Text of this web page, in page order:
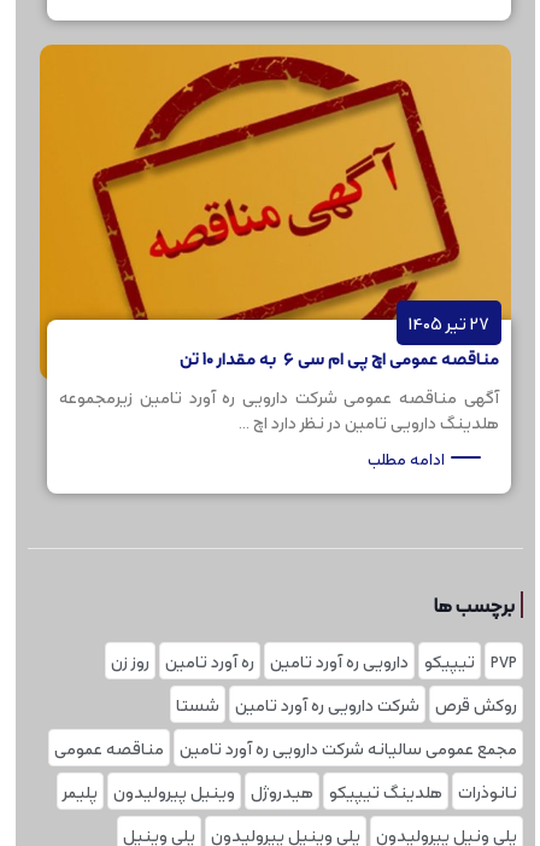
27 تیر 1405
مناقصه عمومی اچ پی ام سی 6 به مقدار 10 تن
آگهی مناقصه عمومی شرکت دارویی ره آورد تامین زیرمجموعه
هلدینگ دارویی تامین در نظر دارد اچ ...
ادامه مطلب
برچسب ها
PVP تیپیکو دارویی ره آورد تامین ره آورد تامین
روز زن
روکش قرص
شرکت دارویی ره آورد تامین
شستا
مجمع عمومی سالیانه شرکت دارویی ره آورد تامین
مناقصه عمومی
نانوذرات
هلدینگ تیپیکو هیدروژل وینیل پیرولیدون
پلیمر
پلی ونیل پیرولیدون
پلی وینیل پیرولیدون
پلی‌ وینیل